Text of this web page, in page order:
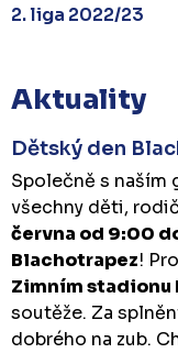
2. liga 2022/23
Aktuality
Dětský den
Společně s naším
všechny děti,
června od 9:00
Blachotrapez!
Zimním stadionu
soutěže. Za
dobrého na zub.